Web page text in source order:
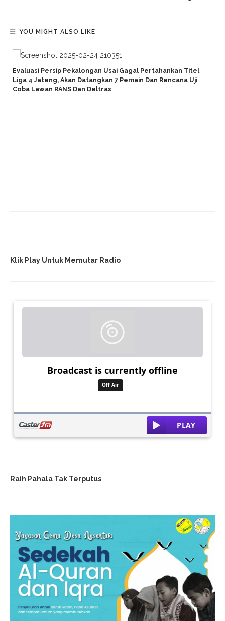
YOU MIGHT ALSO LIKE
Evaluasi Persip Pekalongan Usai Gagal Pertahankan Titel
Liga 4 Jateng, Akan Datangkan 7 Pemain Dan Rencana Uji
Coba Lawan RANS Dan Deltras
Klik Play Untuk Memutar Radio
Raih Pahala Tak Terputus